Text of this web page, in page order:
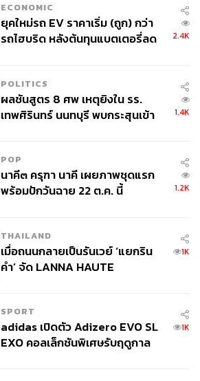
ECONOMIC
ยุคใหม่รถ EV ราคาเริ่ม (ถูก) กว่า
รถไฮบริด หลังต้นทุนแบตเตอรี่ลด
2.4K
POLITICS
ผลชันสูตร 8 ศพ เหตุยิงใน รร.
เทพศิรินทร์ นนทบุรี พบกระสุนเข้า
1.4K
POP
นาคี๓ ครุฑา นาคี เผยภาพชุดแรก
พร้อมปักวันฉาย 22 ต.ค. นี้
1.2K
THAILAND
เมื่อถนนกลายเป็นรันเวย์ ‘แยกริน
คำ’ จัด LANNA HAUTE
1K
SPORT
adidas เปิดตัว Adizero EVO SL
EXO คอลเล็กชันพิเศษรับฤดูกาล
1K